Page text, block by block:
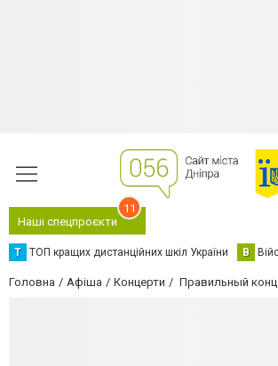
Наші спецпроєкти
11
Т ТОП кращих дистанційних шкіл України В
Головна Афіша Концерти Правильный